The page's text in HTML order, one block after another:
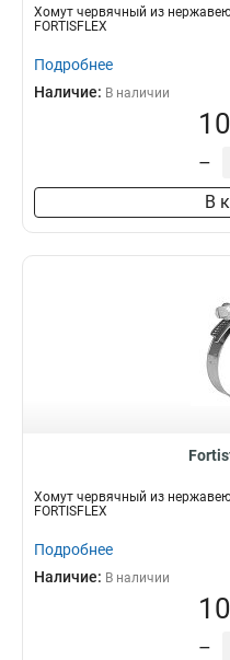
Хомут червячный из
FORTISFLEX
Подробнее
Наличие: В наличии
–
В
Хомут червячный из
FORTISFLEX
Подробнее
Наличие: В наличии
–